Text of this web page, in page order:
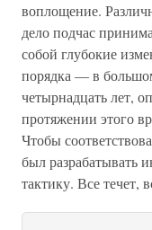
воплощение.
дело подчас
собой глубокие
порядка — в
четырнадцать лет,
протяжении этого
Чтобы
был разрабатывать
тактику. Все течет,